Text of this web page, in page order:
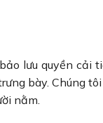
bảo lưu quyền cải
bày. Chúng
nằm.